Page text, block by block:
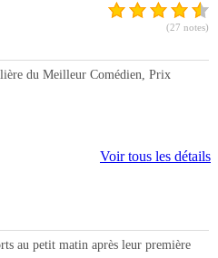
(27 notes)
du Meilleur Comédien, Prix
Voir tous les détails
au petit matin après leur première